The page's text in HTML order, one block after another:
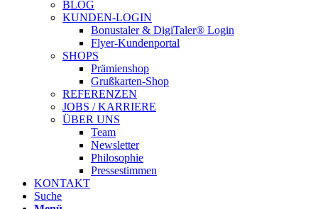
BLOG
KUNDEN-LOGIN
Bonustaler & DigiTaler® Login
Flyer-Kundenportal
SHOPS
Prämienshop
Grußkarten-Shop
REFERENZEN
JOBS / KARRIERE
ÜBER UNS
Team
Newsletter
Philosophie
Pressestimmen
KONTAKT
Suche